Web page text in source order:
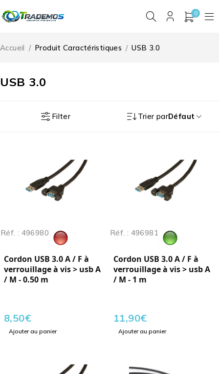
0
USB 3.0
Accueil / Produit Caractéristiques / USB 3.0
Filter Trier parDéfaut
Réf. : 496980
Cordon USB 3.0 A / F à
verrouillage à vis > usb A
/ M - 0.50 m
8,50€
Ajouter au panier
Réf. : 496981
Cordon USB 3.0 A / F à
verrouillage à vis > usb A
/ M - 1 m
11,90€
Ajouter au panier